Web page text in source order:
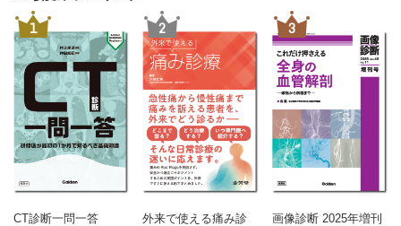
1
CT診断一問一答
2
外来で使える痛み診
3
画像診断 2025年増刊